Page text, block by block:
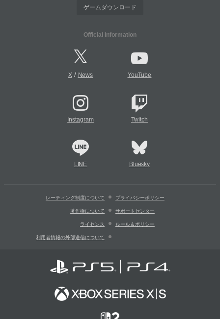
ゲームダウンロード
Official Information
X/ News YouTube
Instagram Twitch
LINE Bluesky
レーティング制度について プライバシーポリシー
著作権について サポートセンター
ライセンス ルール＆ポリシー
利用者情報の外部送信について